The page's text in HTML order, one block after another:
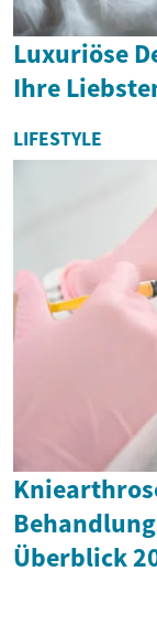
Luxuriöse
Ihre
LIFESTYLE
Überblick